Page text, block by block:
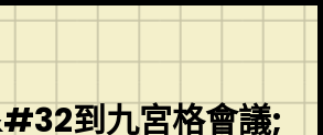
到九宮格會議;